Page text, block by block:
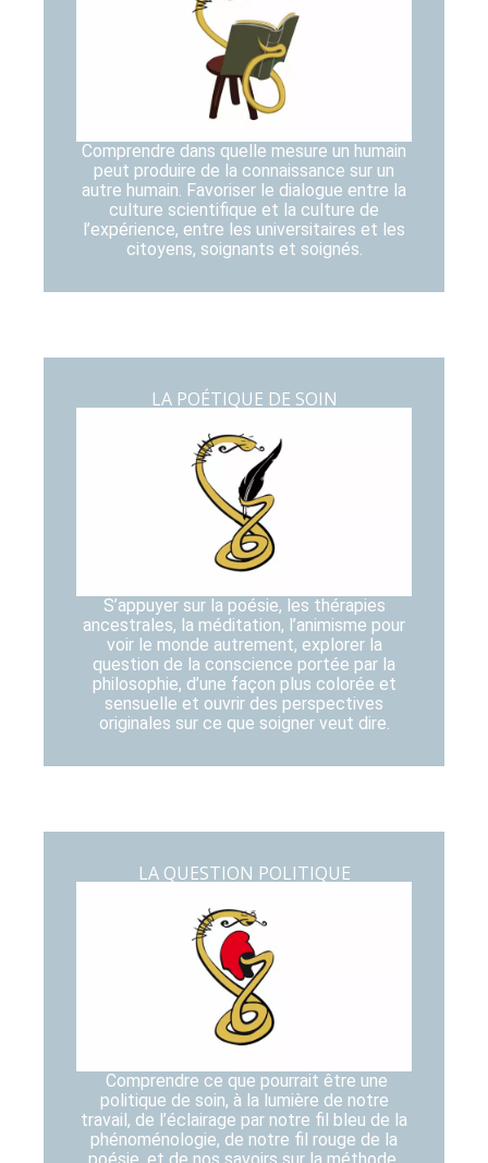
Comprendre dans quelle mesure un humain
peut produire de la connaissance sur un
autre humain. Favoriser le dialogue entre la
culture scientifique et la culture de
l’expérience, entre les universitaires et les
citoyens, soignants et soignés.
LA POÉTIQUE DE SOIN
S’appuyer sur la poésie, les thérapies
ancestrales, la méditation, l’animisme pour
voir le monde autrement, explorer la
question de la conscience portée par la
philosophie, d’une façon plus colorée et
sensuelle et ouvrir des perspectives
originales sur ce que soigner veut dire.
LA QUESTION POLITIQUE
Comprendre ce que pourrait être une
politique de soin, à la lumière de notre
travail, de l’éclairage par notre fil bleu de la
phénoménologie, de notre fil rouge de la
poésie, et de nos savoirs sur la méthode.